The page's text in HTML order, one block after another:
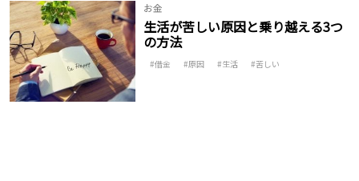
お金
生活が苦しい原因と乗り越える3つ
の方法
借金 原因 生活 苦しい